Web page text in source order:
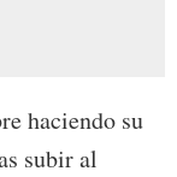
haciendo su
subir al